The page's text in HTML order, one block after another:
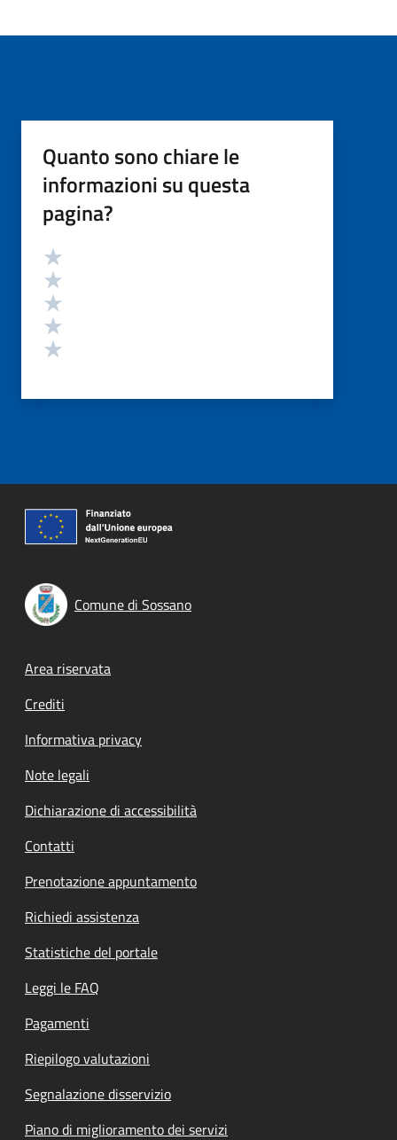
Quanto sono chiare le
informazioni su questa
pagina?
Valutazione
Comune di Sossano
Footer menu
Area riservata
Crediti
Informativa privacy
Note legali
Dichiarazione di accessibilità
Contatti
Prenotazione appuntamento
Richiedi assistenza
Statistiche del portale
Leggi le FAQ
Pagamenti
Riepilogo valutazioni
Segnalazione disservizio
Piano di miglioramento dei servizi